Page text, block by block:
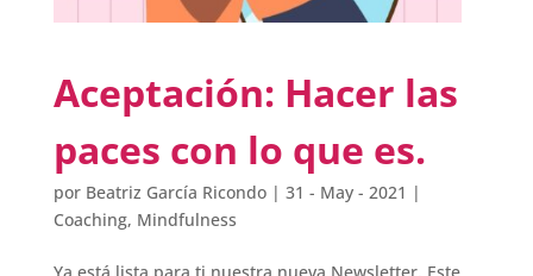
Aceptación: Hacer las
paces con lo que es.
por Beatriz García Ricondo| 31 - May - 2021 |
Coaching, Mindfulness